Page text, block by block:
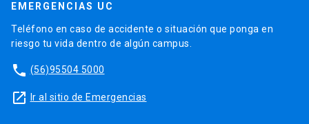
EMERGENCIAS UC
Teléfono en caso de accidente o situación que ponga en
riesgo tu vida dentro de algún campus.
phone (56)95504 5000
launch Ir al sitio de Emergencias